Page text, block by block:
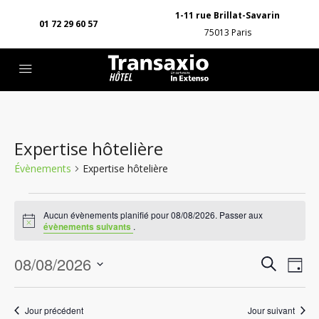
01 72 29 60 57
1-11 rue Brillat-Savarin
75013 Paris
Expertise hôtelière
Évènements Expertise hôtelière
Notice
Aucun évènements planifié pour 08/08/2026. Passer aux
évènements suivants .
et
Recherche
de
Jour
08/08/2026
Sélectionnez
Jour précédent Jour suivant